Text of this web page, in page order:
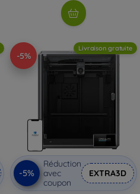
-5%
Livraison gratuite
-5%
Réduction
avec
coupon
EXTRA3D